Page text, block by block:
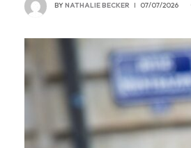
BYNATHALIE BECKER 07/07/2026